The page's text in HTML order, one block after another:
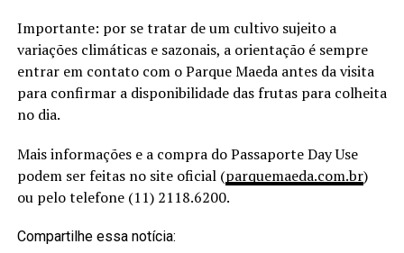
Importante: por se tratar de um cultivo sujeito a
variações climáticas e sazonais, a orientação é sempre
entrar em contato com o Parque Maeda antes da visita
para confirmar a disponibilidade das frutas para colheita
no dia.
Mais informações e a compra do Passaporte Day Use
podem ser feitas no site oficial (parquemaeda.com.br)
ou pelo telefone (11) 2118.6200.
Compartilhe essa notícia: